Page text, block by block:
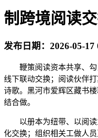
制跨境阅读
发布日期： 2026-05-17
鞭策阅读资本共享、勾
线下联动交换；阅读伙伴
诗歌。黑河市爱辉区藏书
结合做。
以册本为纽带、以阅读
化交换；组织相关工做人